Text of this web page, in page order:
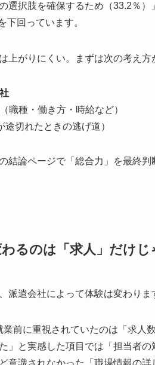
選択肢を確保するため（33.2％
下回っています。
上がりにくい。まずは次の考え方
（職種・働き方・時給など）
途切れたときの逃げ道）
結論ページで「総合力」を最終
るのは「求人」だけじ
派遣会社によって体験は変わりま
業前に重視されていたのは「求人
」と実感した項目では「担当者
意識されなかった「職場情報の